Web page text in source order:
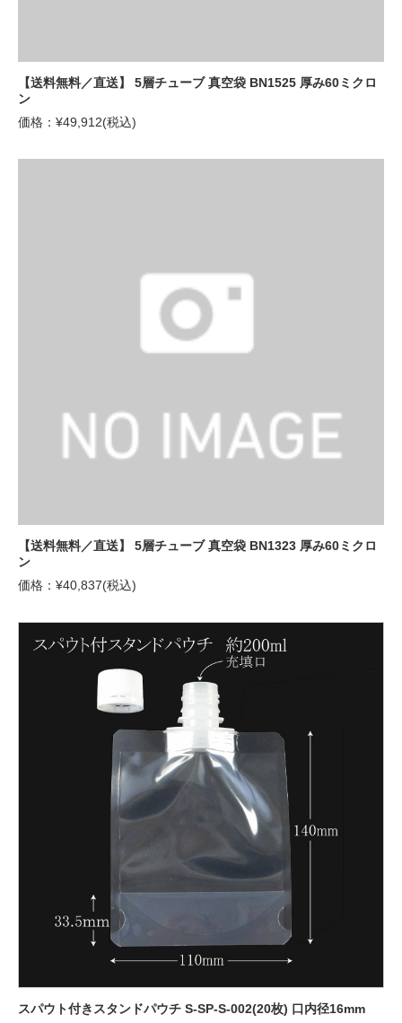
【送料無料／直送】 5層チューブ 真空袋 BN1525 厚み60ミクロ
ン
価格：¥49,912(税込)
【送料無料／直送】 5層チューブ 真空袋 BN1323 厚み60ミクロ
ン
価格：¥40,837(税込)
スパウト付きスタンドパウチ S-SP-S-002(20枚) 口内径16mm